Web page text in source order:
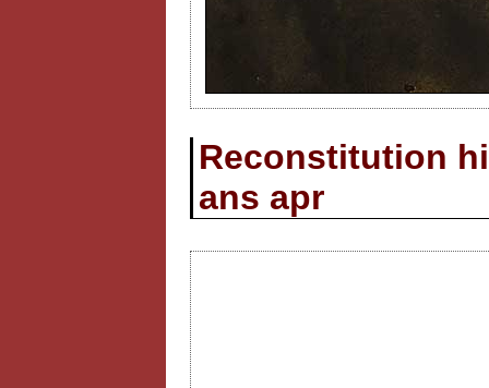
Reconstitution
ans apr